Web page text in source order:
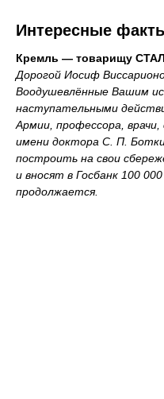
Интересные
Кремль — товарищу
Дорогой Иосиф
Воодушевлённые Вашим
наступательными
Армии, профессора,
имени доктора С. П.
построить на свои
и вносят в Госбанк 100
продолжается.